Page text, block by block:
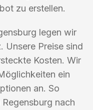
zu erstellen.
legen wir
Unsere Preise sind
Kosten. Wir
ein
an. So
nach